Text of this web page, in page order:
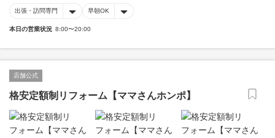
出張・訪問専門 早朝OK
本日の営業状況 8:00〜20:00
店舗公式
格安定額制リフォーム【ママさんホンポ】